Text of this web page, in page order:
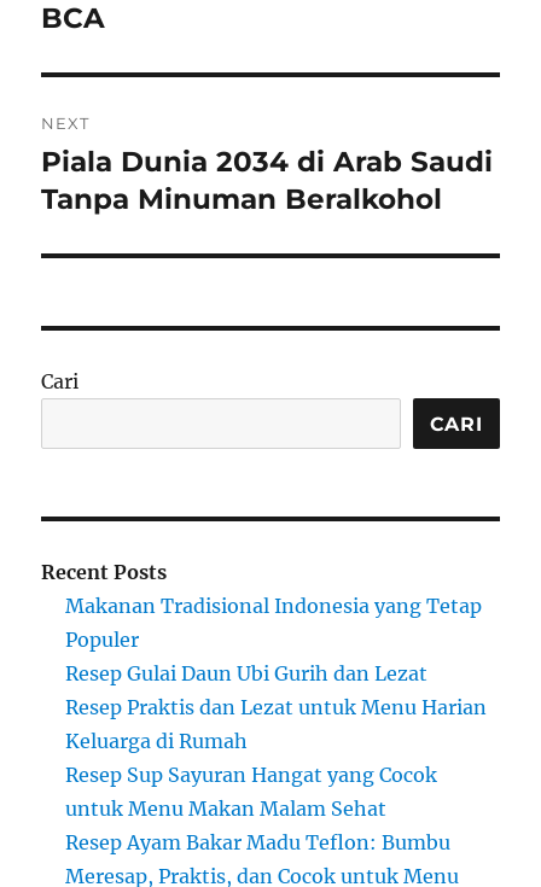
BCA
NEXT
Next
post:
Piala Dunia 2034 di Arab Saudi
Tanpa Minuman Beralkohol
Cari
CARI
Recent Posts
Makanan Tradisional Indonesia yang Tetap
Populer
Resep Gulai Daun Ubi Gurih dan Lezat
Resep Praktis dan Lezat untuk Menu Harian
Keluarga di Rumah
Resep Sup Sayuran Hangat yang Cocok
untuk Menu Makan Malam Sehat
Resep Ayam Bakar Madu Teflon: Bumbu
Meresap, Praktis, dan Cocok untuk Menu